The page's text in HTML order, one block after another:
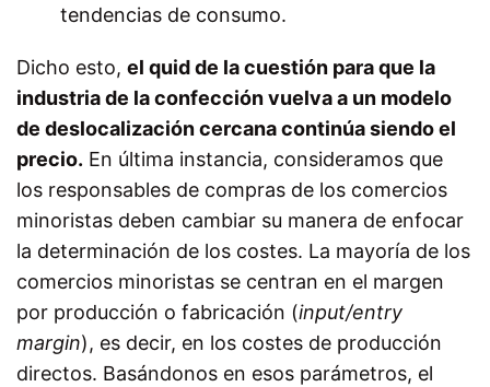
tendencias de consumo.
Dicho esto, el quid de la cuestión para que la
industria de la confección vuelva a un modelo
de deslocalización cercana continúa siendo el
precio. En última instancia, consideramos que
los responsables de compras de los comercios
minoristas deben cambiar su manera de enfocar
la determinación de los costes. La mayoría de los
comercios minoristas se centran en el margen
por producción o fabricación (input/entry
margin), es decir, en los costes de producción
directos. Basándonos en esos parámetros, el